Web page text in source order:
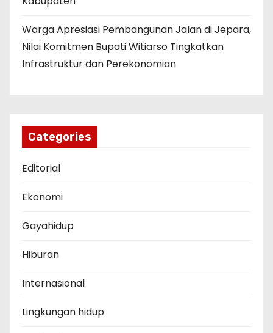
Warga Apresiasi Pembangunan Jalan di Jepara,
Nilai Komitmen Bupati Witiarso Tingkatkan
Infrastruktur dan Perekonomian
Categories
Editorial
Ekonomi
Gayahidup
Hiburan
Internasional
Lingkungan hidup